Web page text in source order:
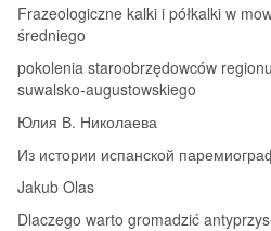
Frazeologiczne kalki i półkalki w
średniego
pokolenia staroobrzędowców regionu
suwalsko‑augustowskiego
Юлия В. Николаева
Из истории испанской
Jakub Olas
Dlaczego warto gromadzić